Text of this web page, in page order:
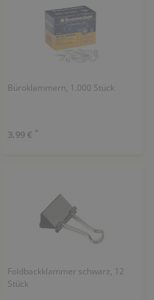
Büroklammern, 1.000 Stück
3,99 € *
Foldbackklammer schwarz, 12
Stück